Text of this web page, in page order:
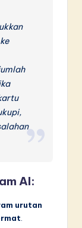
AI:
urutan